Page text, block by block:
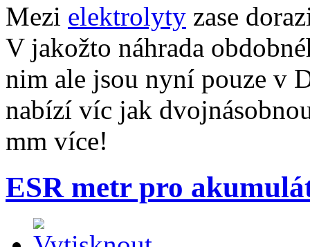
Mezi elektrolyty zase
V jakožto náhrada
nim ale jsou nyní pouze v
nabízí víc jak
mm více!
ESR metr pro